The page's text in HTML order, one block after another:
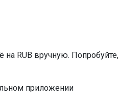
на RUB вручную. Попробуйте,
приложении